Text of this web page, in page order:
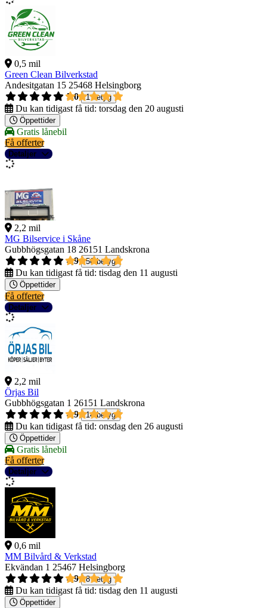
0,5 mil
Green Clean Bilverkstad
Andesitgatan 15 25468 Helsingborg
5,0
1 betyg
Du kan tidigast få tid: torsdag den 20 augusti
Öppettider
Gratis lånebil
Få offerter
Detaljer
2,2 mil
MG Bilservice i Skåne
Gubbhögsgatan 18 26151 Landskrona
4,9
56 betyg
Du kan tidigast få tid: tisdag den 11 augusti
Öppettider
Få offerter
Detaljer
2,2 mil
Örjas Bil
Gubbhögsgatan 1 26151 Landskrona
4,9
14 betyg
Du kan tidigast få tid: onsdag den 26 augusti
Öppettider
Gratis lånebil
Få offerter
Detaljer
0,6 mil
MM Bilvård & Verkstad
Ekvändan 1 25467 Helsingborg
4,9
8 betyg
Du kan tidigast få tid: tisdag den 11 augusti
Öppettider